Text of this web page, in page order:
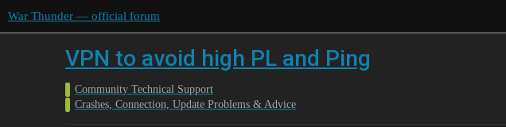
War Thunder — official forum
VPN to avoid high PL and Ping
Community Technical Support
Crashes, Connection, Update Problems & Advice